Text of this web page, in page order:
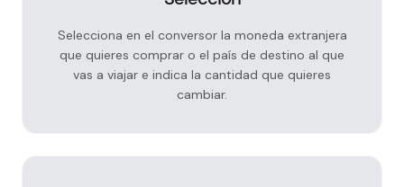
Selecciona en el conversor la moneda extranjera
que quieres comprar o el país de destino al que
vas a viajar e indica la cantidad que quieres
cambiar.